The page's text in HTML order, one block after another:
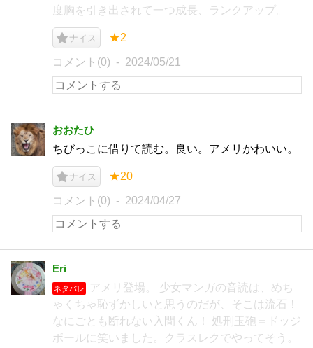
度胸を引き出されて一つ成長、ランクアップ。
ナイス ★2
コメント(0) 2024/05/21
おおたひ
ちびっこに借りて読む。良い。アメリかわいい。
ナイス ★20
コメント(0) 2024/04/27
Eri
ネタバレ
アメリ登場。 少女マンガの音読は、めち
ゃくちゃ恥ずかしいと思うのだが、そこは流石！
なにごとも断れない入間くん！ 処刑玉砲＝ドッジ
ボールに笑いました。クラスレクでやってそう。